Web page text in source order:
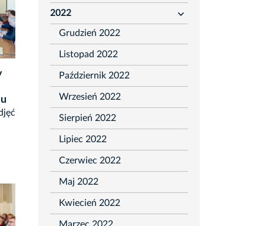
2022
rozwiń
Grudzień 2022
Listopad 2022
Październik 2022
Wrzesień 2022
Sierpień 2022
Lipiec 2022
Czerwiec 2022
Maj 2022
Kwiecień 2022